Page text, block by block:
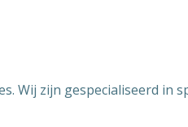
Wij zijn gespecialiseerd in